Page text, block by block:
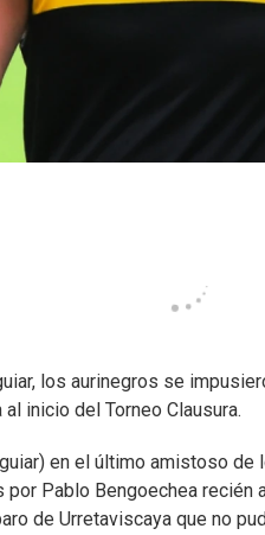
los aurinegros se
inicio del Torneo Clausura.
en el último amistoso
Pablo Bengoechea recién
de Urretaviscaya que no